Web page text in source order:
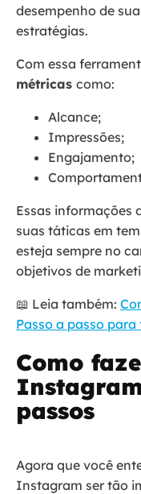
desempenho de
estratégias.
Com essa
métricas como:
Alcance;
Impressões;
Engajamento;
Essas informações
suas táticas em
esteja sempre no
objetivos de
📖 Leia também:
Passo a passo para
Como
passos
Agora que você
Instagram ser tão